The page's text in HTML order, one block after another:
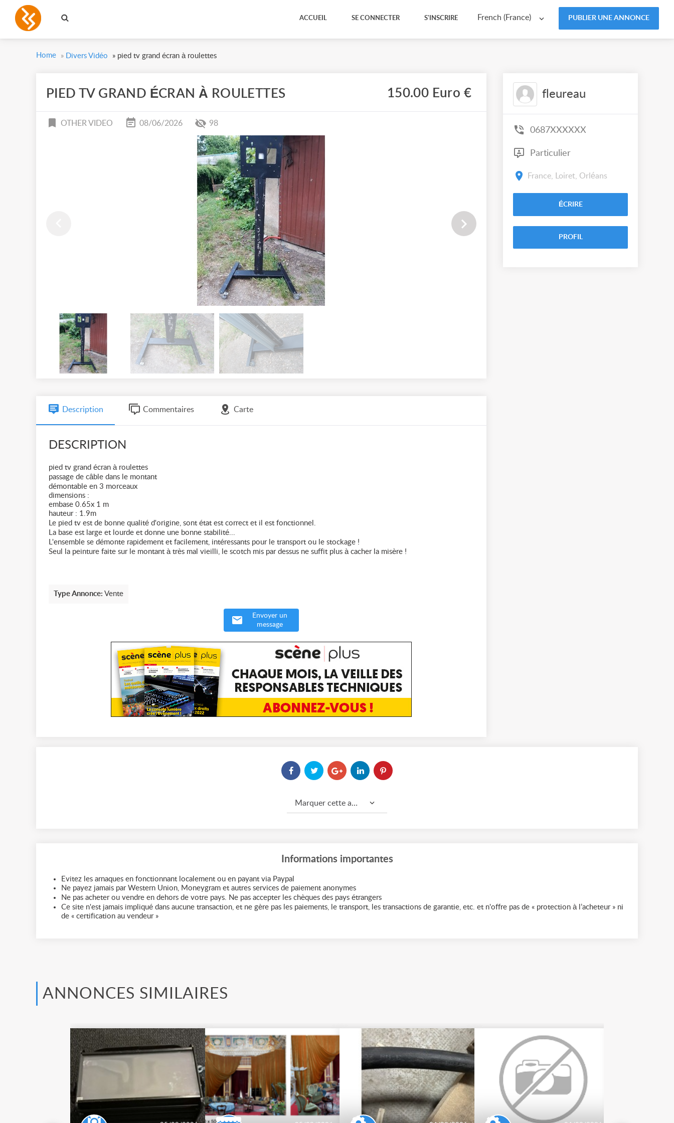
French (France) PUBLIER UNE ANNONCE
ACCUEIL SE CONNECTER S'INSCRIRE
Home » Divers Vidéo » pied tv grand écran à roulettes
PIED TV GRAND ÉCRAN À ROULETTES 150.00 Euro €
OTHER VIDEO 08/06/2026 98
Description Commentaires Carte
DESCRIPTION
pied tv grand écran à roulettes
passage de câble dans le montant
démontable en 3 morceaux
dimensions :
embase 0.65x 1 m
hauteur : 1.9m
Le pied tv est de bonne qualité d'origine, sont état est correct et il est fonctionnel.
La base est large et lourde et donne une bonne stabilité...
L'ensemble se démonte rapidement et facilement, intéressants pour le transport ou le stockage !
Seul la peinture faite sur le montant à très mal vieilli, le scotch mis par dessus ne suffit plus à cacher la misère !
Type Annonce: Vente
Envoyer un
message
fleureau
0687XXXXXX
Particulier
France, Loiret, Orléans
ÉCRIRE
PROFIL
Marquer cette annonce comme...
Informations importantes
Evitez les arnaques en fonctionnant localement ou en payant via Paypal
Ne payez jamais par Western Union, Moneygram et autres services de paiement anonymes
Ne pas acheter ou vendre en dehors de votre pays. Ne pas accepter les chèques des pays étrangers
Ce site n'est jamais impliqué dans aucune transaction, et ne gère pas les paiements, le transport, les transactions de garantie, etc. et n'offre pas de « protection à l’acheteur » ni
de « certification au vendeur »
ANNONCES SIMILAIRES